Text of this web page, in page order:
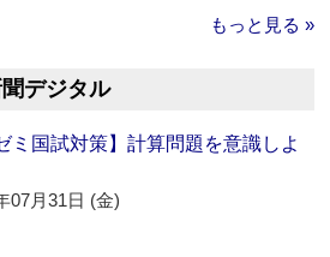
もっと見る »
デジタル
ミ国試対策】計算問題を意識しよ
07月31日 (金)